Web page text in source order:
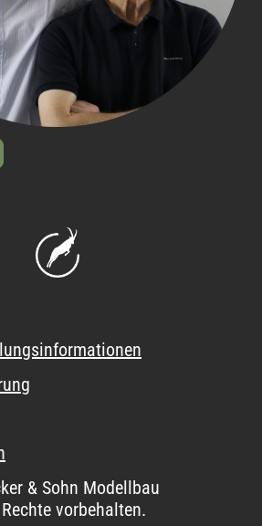
& Sohn Modellbau
vorbehalten.